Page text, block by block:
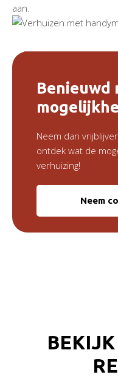
aan.
Benieuwd
Neem dan
ontdek wat de
verhuizing!
Neem